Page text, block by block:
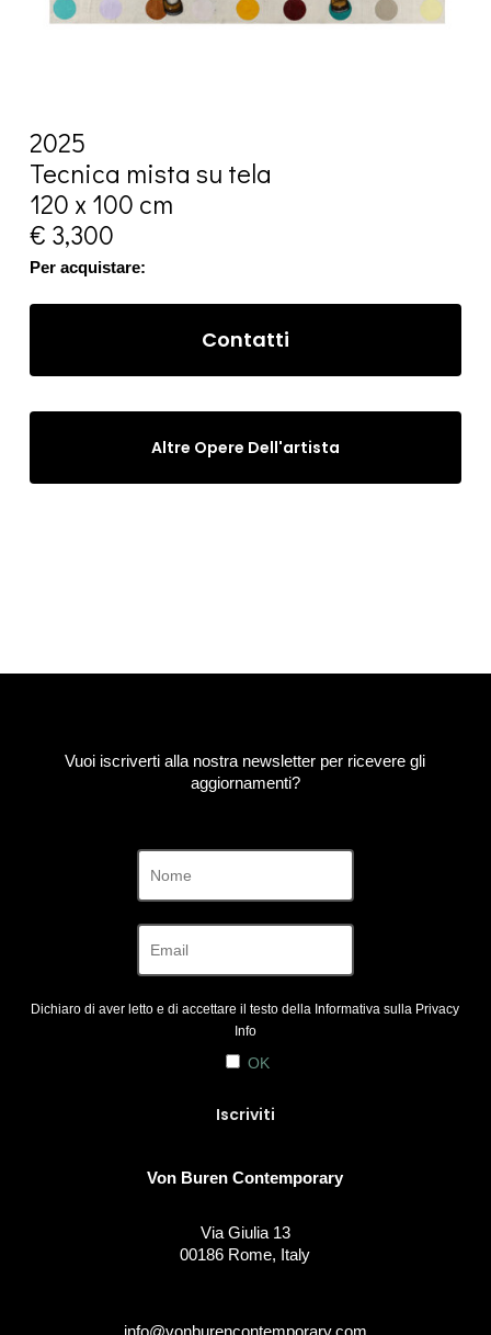
2025
Tecnica mista su tela
120 x 100 cm
€ 3,300
Per acquistare:
Contatti
Altre Opere Dell'artista
Vuoi iscriverti alla nostra newsletter per ricevere gli
aggiornamenti?
Dichiaro di aver letto e di accettare il testo della Informativa sulla Privacy
Info
OK
Von Buren Contemporary
Via Giulia 13
00186 Rome, Italy
info@vonburencontemporary.com